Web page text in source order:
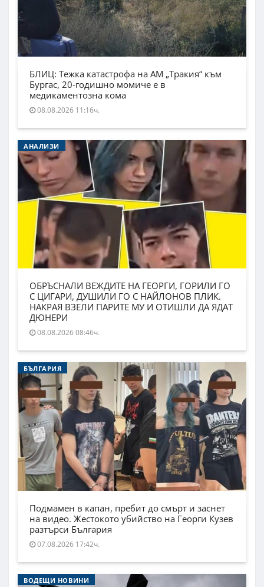
БЛИЦ: Тежка катастрофа на АМ „Тракия“ към
Бургас, 20-годишно момиче е в
медикаментозна кома
08.08.2026 11:16ч.
АНАЛИЗИ
ОБРЪСНАЛИ ВЕЖДИТЕ НА ГЕОРГИ, ГОРИЛИ ГО
С ЦИГАРИ, ДУШИЛИ ГО С НАЙЛОНОВ ПЛИК.
НАКРАЯ ВЗЕЛИ ПАРИТЕ МУ И ОТИШЛИ ДА ЯДАТ
ДЮНЕРИ
08.08.2026 08:46ч.
БЪЛГАРИЯ
Подмамен в капан, пребит до смърт и заснет
на видео. Жестокото убийство на Георги Кузев
разтърси България
07.08.2026 17:42ч.
ВОДЕЩИ НОВИНИ